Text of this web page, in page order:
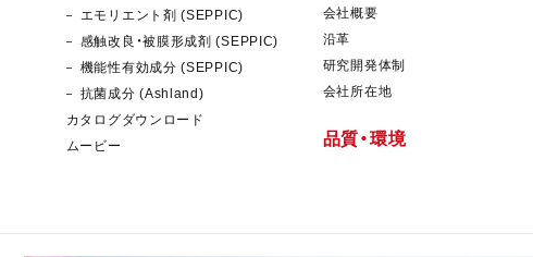
エモリエント剤 (SEPPIC)
感触改良・被膜形成剤 (SEPPIC)
機能性有効成分 (SEPPIC)
抗菌成分 (Ashland)
カタログダウンロード
ムービー
会社概要
沿革
研究開発体制
会社所在地
品質・環境